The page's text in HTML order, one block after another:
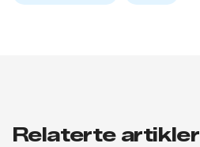
Relaterte artikler